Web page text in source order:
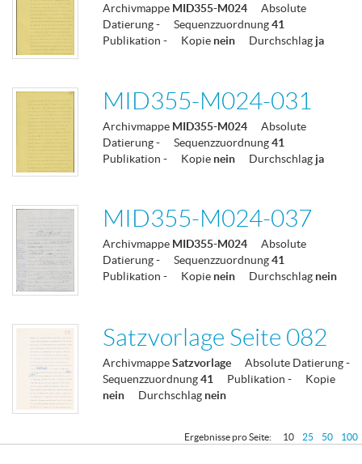
Archivmappe MID355-M024
Absolute
Datierung- Sequenzzuordnung41
Publikation - Kopie nein Durchschlag ja
MID355-M024-031
Archivmappe MID355-M024
Absolute
Datierung- Sequenzzuordnung41
Publikation - Kopie nein Durchschlag ja
MID355-M024-037
Archivmappe MID355-M024
Absolute
Datierung- Sequenzzuordnung41
Publikation - Kopie nein Durchschlag nein
Satzvorlage Seite 082
ArchivmappeSatzvorlage Absolute Datierung-
Sequenzzuordnung41 Publikation -
Kopie
nein
Durchschlag nein
Ergebnisse pro Seite: 10 25 50 100